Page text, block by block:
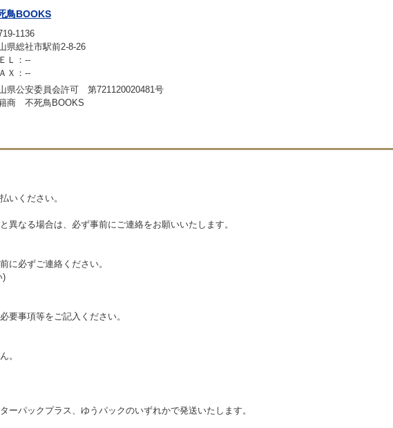
鳥BOOKS
1136
県総社市駅前2-8-26
Ｌ：--
Ｘ：--
県公安委員会許可 第721120020481号
商 不死鳥BOOKS
いください。
異なる場合は、必ず事前にご連絡をお願いいたします。
に必ずご連絡ください。
)
要事項等をご記入ください。
。
ーパックプラス、ゆうパックのいずれかで発送いたします。